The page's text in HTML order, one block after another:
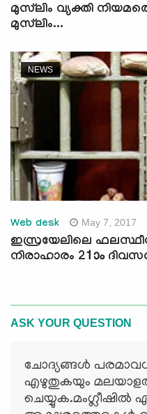
മുസ്‌ലിം വ്യക്തി
മുസ്‌ലിം...
NEWS
Web desk May 7, 2017
ഇസ്രയേലിലെ
നിരാഹാരം 21ാം
ASK YOUR QUESTION
ചോദ്യങ്ങള്‍
എഴുതുകയും
ചെയ്യുക.മംഗ്ലീഷില്‍